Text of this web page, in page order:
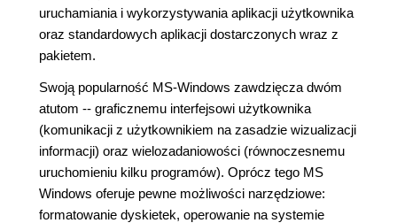
uruchamiania i wykorzystywania aplikacji użytkownika
oraz standardowych aplikacji dostarczonych wraz z
pakietem.
Swoją popularność MS-Windows zawdzięcza dwóm
atutom -- graficznemu interfejsowi użytkownika
(komunikacji z użytkownikiem na zasadzie wizualizacji
informacji) oraz wielozadaniowości (równoczesnemu
uruchomieniu kilku programów). Oprócz tego MS
Windows oferuje pewne możliwości narzędziowe:
formatowanie dyskietek, operowanie na systemie